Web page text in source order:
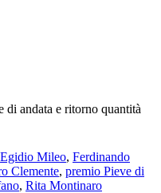
di andata e ritorno quantità
Egidio Mileo, Ferdinando
Clemente, premio Pieve di
, Rita Montinaro